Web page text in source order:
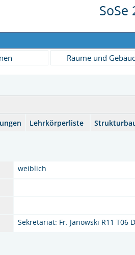
SoSe
Räume und
Lehrkörperliste
weiblich
Sekretariat: Fr. Janowski R11 T06